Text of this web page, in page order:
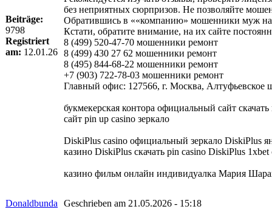
Beiträge:
9798
Registriert
am: 12.01.26
без неприятных сюрпризов. Не позволяйте
Обратившись в ««компанию» мошенники муж на
Кстати, обратите внимание, на их сайте
8 (499) 520-47-70 мошенники ремонт
8 (499) 430 27 62 мошенники ремонт
8 (495) 844-68-22 мошенники ремонт
+7 (903) 722-78-03 мошенники ремонт
Главный офис: 127566, г. Москва, Алтуфьевское
букмекерская контора официальный сайт
сайт pin up casino зеркало
DiskiPlus casino официальный зеркало DiskiPlus
казино DiskiPlus скачать pin casino DiskiPlus
казино фильм онлайн индивидуалка Мария
Donaldbunda Geschrieben am 21.05.2026 - 15:18